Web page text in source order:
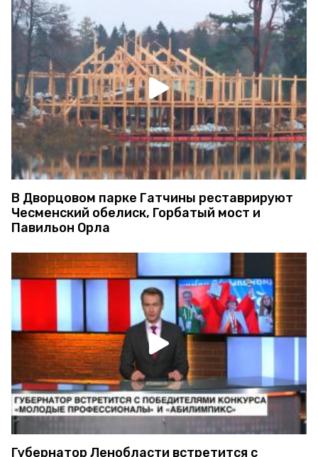
В Дворцовом парке Гатчины реставрируют
Чесменский обелиск, Горбатый мост и
Павильон Орла
Губернатор Ленобласти встретится с